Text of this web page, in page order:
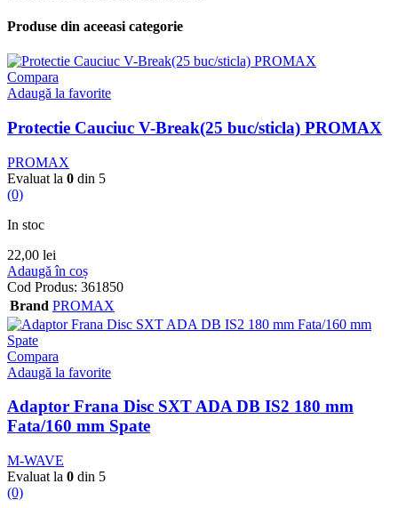
Produse din aceeasi categorie
Compara
Adaugă la favorite
Protectie Cauciuc V-Break(25 buc/sticla) PROMAX
PROMAX
Evaluat la 0 din 5
(0)
In stoc
22,00 lei
Adaugă în coș
Cod Produs: 361850
Brand PROMAX
Compara
Adaugă la favorite
Adaptor Frana Disc SXT ADA DB IS2 180 mm
Fata/160 mm Spate
M-WAVE
Evaluat la 0 din 5
(0)